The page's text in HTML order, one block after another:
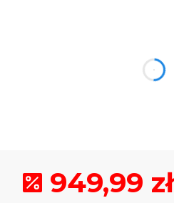
949,99 zł